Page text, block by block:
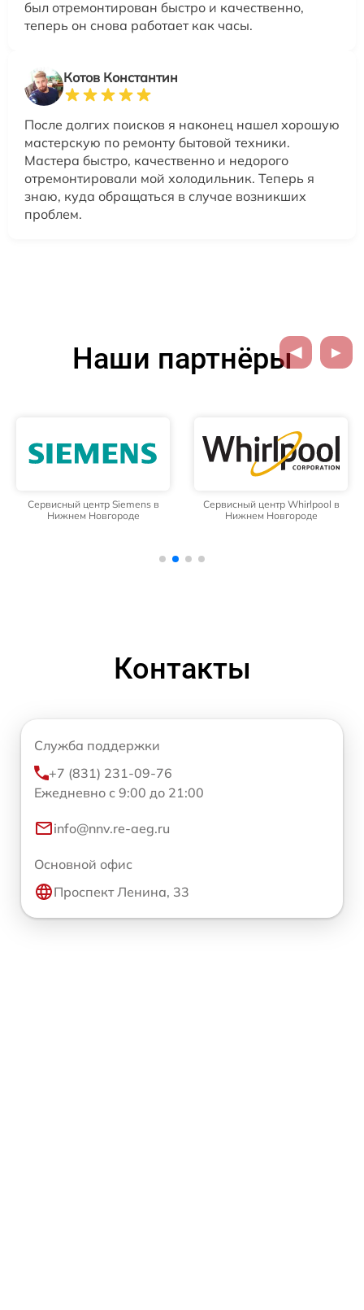
был отремонтирован быстро и качественно,
теперь он снова работает как часы.
Котов Константин
После долгих поисков я наконец нашел хорошую
мастерскую по ремонту бытовой техники.
Мастера быстро, качественно и недорого
отремонтировали мой холодильник. Теперь я
знаю, куда обращаться в случае возникших
проблем.
Наши партнёры
Сервисный центр Siemens в
Нижнем Новгороде
Сервисный центр Whirlpool в
Нижнем Новгороде
Контакты
Служба поддержки
+7 (831) 231-09-76
Ежедневно с 9:00 до 21:00
info@nnv.re-aeg.ru
Основной офис
Проспект Ленина, 33